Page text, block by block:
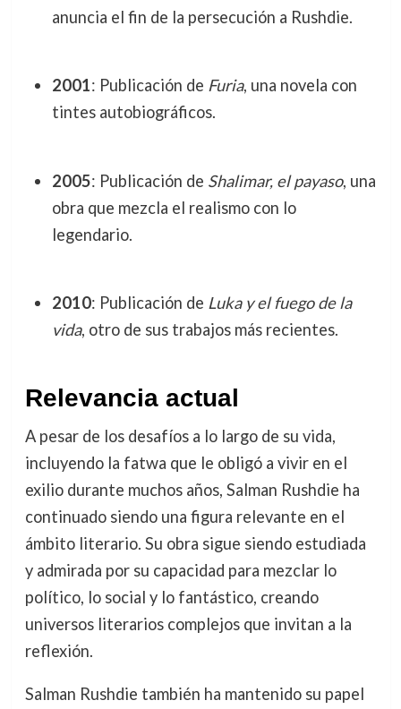
anuncia el fin de la persecución a Rushdie.
2001: Publicación de Furia, una novela con
tintes autobiográficos.
2005: Publicación de Shalimar, el payaso, una
obra que mezcla el realismo con lo
legendario.
2010: Publicación de Luka y el fuego de la
vida, otro de sus trabajos más recientes.
Relevancia actual
A pesar de los desafíos a lo largo de su vida,
incluyendo la fatwa que le obligó a vivir en el
exilio durante muchos años, Salman Rushdie ha
continuado siendo una figura relevante en el
ámbito literario. Su obra sigue siendo estudiada
y admirada por su capacidad para mezclar lo
político, lo social y lo fantástico, creando
universos literarios complejos que invitan a la
reflexión.
Salman Rushdie también ha mantenido su papel